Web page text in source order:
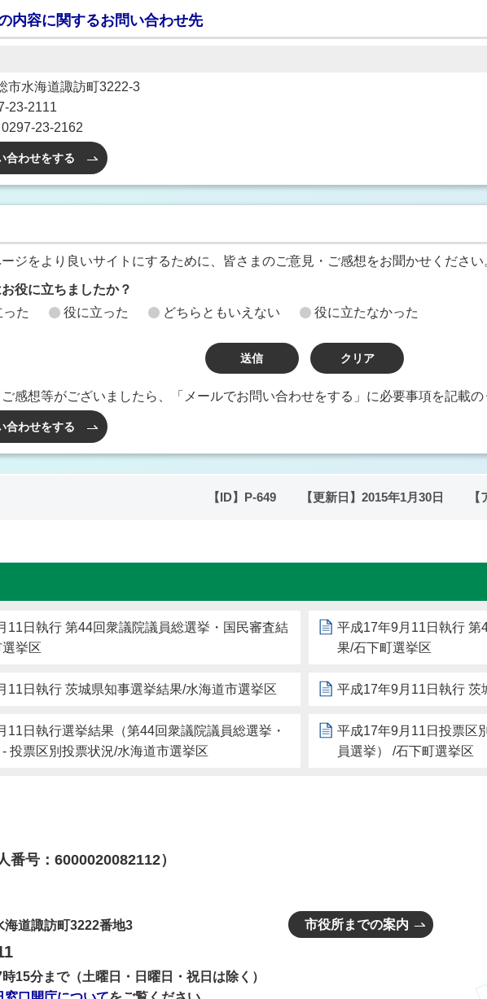
内容に関するお問い合わせ先
市水海道諏訪町3222-3
23-2111
23-2162
合わせをする
ジをより良いサイトにするために、皆さまのご意見・ご感想をお聞かせください
役に立ちましたか？
た
役に立った どちらともいえない 役に立たなかった
感想等がございましたら、「メールでお問い合わせをする」に必要事項を記載
合わせをする
【ID】 P-649 【更新日】 2015年1月30日
11日執行 第44回衆議院議員総選挙・国民審査結
挙区
平成17年9月11日執行 第
果/石下町選挙区
11日執行 茨城県知事選挙結果/水海道市選挙区 平成17年9月11日執行 茨
11日執行選挙結果（第44回衆議院議員総選挙・
投票区別投票状況/水海道市選挙区
平成17年9月11日投票区
員選挙） /石下町選挙区
番号：6000020082112）
海道諏訪町3222番地3
15分まで（土曜日・日曜日・祝日は除く）
市役所までの案内